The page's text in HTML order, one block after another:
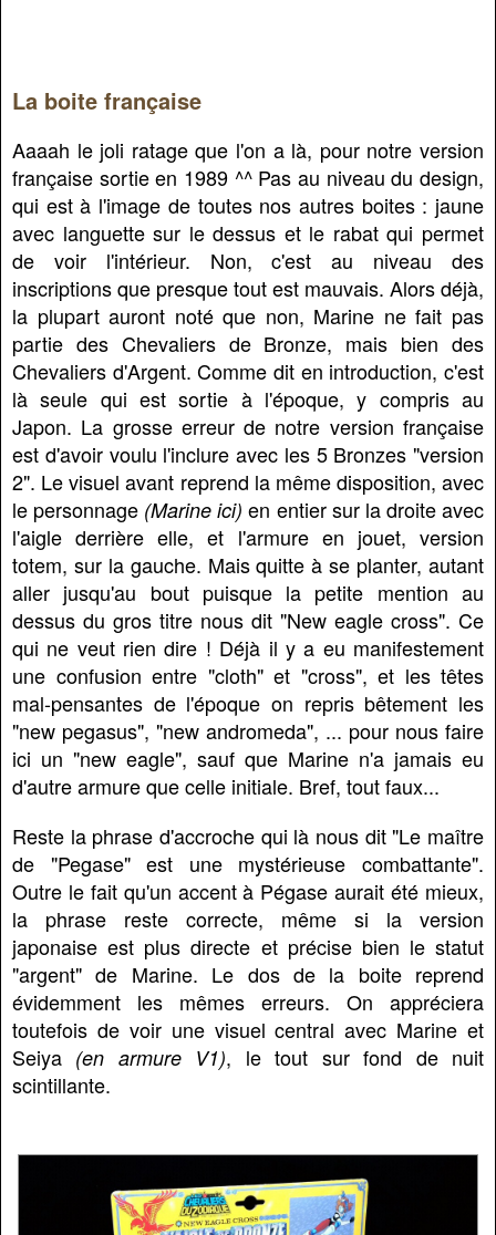
La boite française
Aaaah le joli ratage que l'on a là, pour notre version
française sortie en 1989 ^^ Pas au niveau du design,
qui est à l'image de toutes nos autres boites : jaune
avec languette sur le dessus et le rabat qui permet
de voir l'intérieur. Non, c'est au niveau des
inscriptions que presque tout est mauvais. Alors déjà,
la plupart auront noté que non, Marine ne fait pas
partie des Chevaliers de Bronze, mais bien des
Chevaliers d'Argent. Comme dit en introduction, c'est
là seule qui est sortie à l'époque, y compris au
Japon. La grosse erreur de notre version française
est d'avoir voulu l'inclure avec les 5 Bronzes "version
2". Le visuel avant reprend la même disposition, avec
le personnage (Marine ici) en entier sur la droite avec
l'aigle derrière elle, et l'armure en jouet, version
totem, sur la gauche. Mais quitte à se planter, autant
aller jusqu'au bout puisque la petite mention au
dessus du gros titre nous dit "New eagle cross". Ce
qui ne veut rien dire ! Déjà il y a eu manifestement
une confusion entre "cloth" et "cross", et les têtes
mal-pensantes de l'époque on repris bêtement les
"new pegasus", "new andromeda", ... pour nous faire
ici un "new eagle", sauf que Marine n'a jamais eu
d'autre armure que celle initiale. Bref, tout faux...
Reste la phrase d'accroche qui là nous dit "Le maître
de "Pegase" est une mystérieuse combattante".
Outre le fait qu'un accent à Pégase aurait été mieux,
la phrase reste correcte, même si la version
japonaise est plus directe et précise bien le statut
"argent" de Marine. Le dos de la boite reprend
évidemment les mêmes erreurs. On appréciera
toutefois de voir une visuel central avec Marine et
Seiya (en armure V1), le tout sur fond de nuit
scintillante.